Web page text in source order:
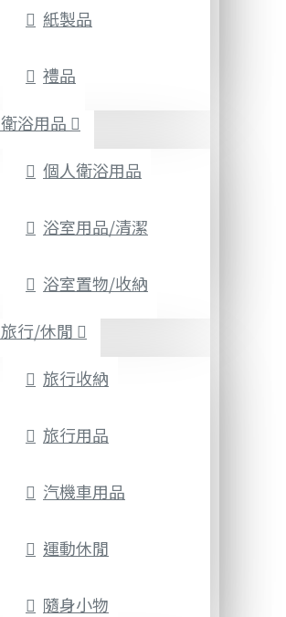
紙製品
禮品
衛浴用品
個人衛浴用品
浴室用品/清潔
浴室置物/收納
旅行/休閒
旅行收納
旅行用品
汽機車用品
運動休閒
隨身小物